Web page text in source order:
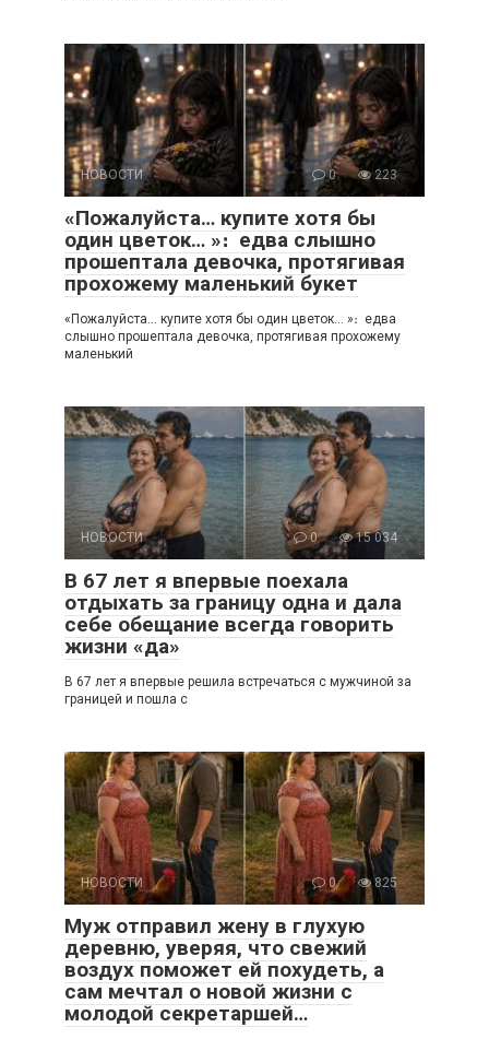
НОВОСТИ 0 223
«Пожалуйста… купите хотя бы
один цветок… »։ едва слышно
прошептала девочка, протягивая
прохожему маленький букет
«Пожалуйста… купите хотя бы один цветок… »։ едва
слышно прошептала девочка, протягивая прохожему
маленький
НОВОСТИ 0 15 034
В 67 лет я впервые поехала
отдыхать за границу одна и дала
себе обещание всегда говорить
жизни «да»
В 67 лет я впервые решила встречаться с мужчиной за
границей и пошла с
НОВОСТИ 0 825
Муж отправил жену в глухую
деревню, уверяя, что свежий
воздух поможет ей похудеть, а
сам мечтал о новой жизни с
молодой секретаршей…